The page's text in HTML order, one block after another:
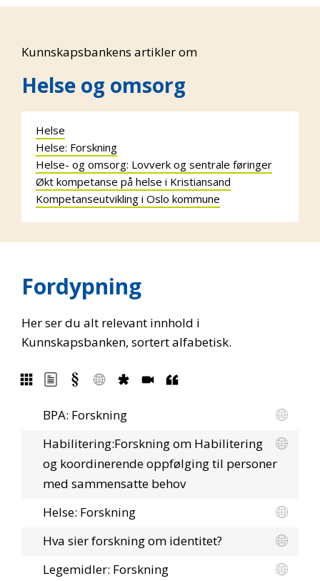
Kunnskapsbankens artikler om
Helse og omsorg
Helse
Helse: Forskning
Helse- og omsorg: Lovverk og sentrale føringer
Økt kompetanse på helse i Kristiansand
Kompetanseutvikling i Oslo kommune
Fordypning
Her ser du alt relevant innhold i
Kunnskapsbanken, sortert alfabetisk.
BPA: Forskning
Habilitering:Forskning om Habilitering
og koordinerende oppfølging til personer
med sammensatte behov
Helse: Forskning
Hva sier forskning om identitet?
Legemidler: Forskning